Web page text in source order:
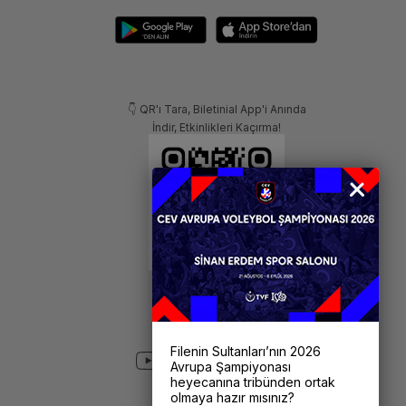
👇 QR'ı Tara, Biletinial App'i Anında
İndir, Etkinlikleri Kaçırma!
Filenin Sultanları’nın 2026
Avrupa Şampiyonası
heyecanına tribünden ortak
olmaya hazır mısınız?